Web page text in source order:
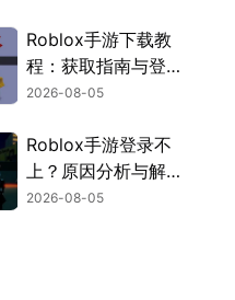
Roblox手游下载教
程：获取指南与登录
解决方案！
2026-08-05
Roblox手游登录不
上？原因分析与解决
方案！
2026-08-05